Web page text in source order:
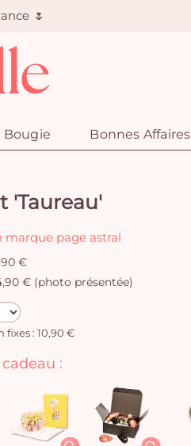
🌷
Bougie Bonnes Affaires
'Taureau'
marque page astral
€
€ (photo présentée)
fixes : 10,90 €
: